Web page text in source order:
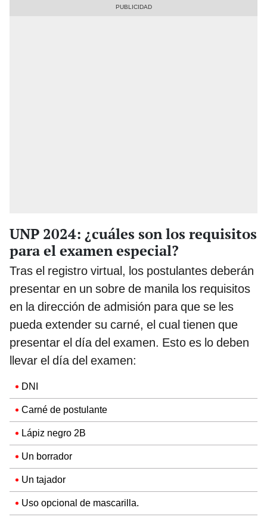
UNP 2024: ¿cuáles son los requisitos
para el examen especial?
Tras el registro virtual, los postulantes deberán
presentar en un sobre de manila los requisitos
en la dirección de admisión para que se les
pueda extender su carné, el cual tienen que
presentar el día del examen. Esto es lo deben
llevar el día del examen:
DNI
Carné de postulante
Lápiz negro 2B
Un borrador
Un tajador
Uso opcional de mascarilla.